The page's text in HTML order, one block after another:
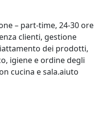
– part‑time, 24‑30 ore
clienti, gestione
dei prodotti,
igiene e ordine degli
cucina e sala.aiuto